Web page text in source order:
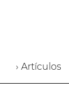
› Artículos